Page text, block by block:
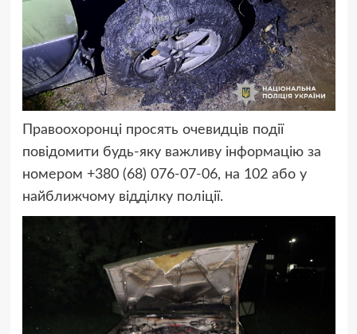
Правоохоронці просять очевидців події
повідомити будь-яку важливу інформацію за
номером +380 (68) 076-07-06, на 102 або у
найближчому відділку поліції.